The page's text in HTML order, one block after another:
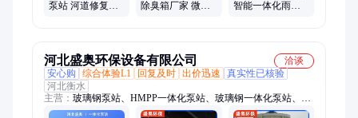
泵站 河道修复污
除臭箱厂家 微生
智能一体化雨水
河北盛奥环保设备有限公司
洽谈
安心购
综合体验L1 回复及时 出价迅速
真实性已核验
河北衡水
主营： 玻璃钢泵站、HMPP一体化泵站、玻璃钢一体化泵站、玻
璃钢储罐、玻璃钢罐